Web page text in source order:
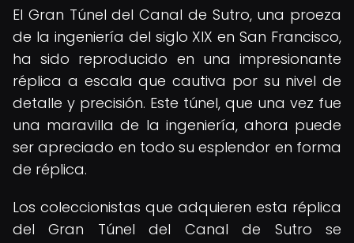
El Gran Túnel del Canal de Sutro, una proeza
de la ingeniería del siglo XIX en San Francisco,
ha sido reproducido en una impresionante
réplica a escala que cautiva por su nivel de
detalle y precisión. Este túnel, que una vez fue
una maravilla de la ingeniería, ahora puede
ser apreciado en todo su esplendor en forma
de réplica.
Los coleccionistas que adquieren esta réplica
del Gran Túnel del Canal de Sutro se